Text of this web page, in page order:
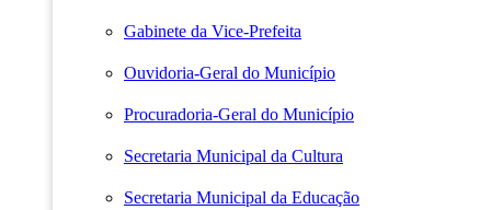
Gabinete da Vice-Prefeita
Ouvidoria-Geral do Município
Procuradoria-Geral do Município
Secretaria Municipal da Cultura
Secretaria Municipal da Educação